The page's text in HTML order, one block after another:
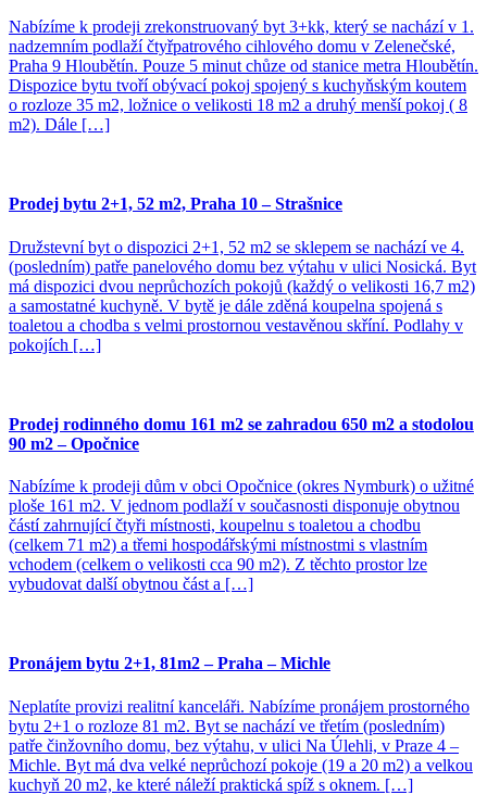
Nabízíme k prodeji zrekonstruovaný byt 3+kk, který se nachází v 1.
nadzemním podlaží čtyřpatrového cihlového domu v Zelenečské,
Praha 9 Hloubětín. Pouze 5 minut chůze od stanice metra Hloubětín.
Dispozice bytu tvoří obývací pokoj spojený s kuchyňským koutem
o rozloze 35 m2, ložnice o velikosti 18 m2 a druhý menší pokoj ( 8
m2). Dále […]
Prodej bytu 2+1, 52 m2, Praha 10 – Strašnice
Družstevní byt o dispozici 2+1, 52 m2 se sklepem se nachází ve 4.
(posledním) patře panelového domu bez výtahu v ulici Nosická. Byt
má dispozici dvou neprůchozích pokojů (každý o velikosti 16,7 m2)
a samostatné kuchyně. V bytě je dále zděná koupelna spojená s
toaletou a chodba s velmi prostornou vestavěnou skříní. Podlahy v
pokojích […]
Prodej rodinného domu 161 m2 se zahradou 650 m2 a stodolou
90 m2 – Opočnice
Nabízíme k prodeji dům v obci Opočnice (okres Nymburk) o užitné
ploše 161 m2. V jednom podlaží v současnosti disponuje obytnou
částí zahrnující čtyři místnosti, koupelnu s toaletou a chodbu
(celkem 71 m2) a třemi hospodářskými místnostmi s vlastním
vchodem (celkem o velikosti cca 90 m2). Z těchto prostor lze
vybudovat další obytnou část a […]
Pronájem bytu 2+1, 81m2 – Praha – Michle
Neplatíte provizi realitní kanceláři. Nabízíme pronájem prostorného
bytu 2+1 o rozloze 81 m2. Byt se nachází ve třetím (posledním)
patře činžovního domu, bez výtahu, v ulici Na Úlehli, v Praze 4 –
Michle. Byt má dva velké neprůchozí pokoje (19 a 20 m2) a velkou
kuchyň 20 m2, ke které náleží praktická spíž s oknem. […]